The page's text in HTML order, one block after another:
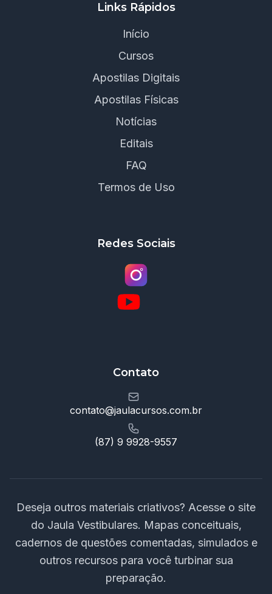
Links Rápidos
Início
Cursos
Apostilas Digitais
Apostilas Físicas
Notícias
Editais
FAQ
Termos de Uso
Redes Sociais
Contato
contato@jaulacursos.com.br
(87) 9 9928-9557
Deseja outros materiais criativos? Acesse o site
do Jaula Vestibulares. Mapas conceituais,
cadernos de questões comentadas, simulados e
outros recursos para você turbinar sua
preparação.